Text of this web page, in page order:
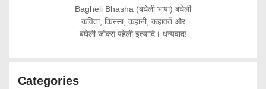
Bagheli Bhasha (बघेली भाषा) बघेली
कविता, किस्सा, कहानी, कहावतें और
बघेली जोक्स पहेली इत्यादि। धन्यवाद!
Categories